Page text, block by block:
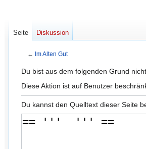
← Im Alten Gut
Zur
Navigation
springen
Zur
Suche
springen
Du bist aus dem folgenden Grund
Diese Aktion ist auf Benutzer
Du kannst den Quelltext dieser Seite
Seite Diskussion